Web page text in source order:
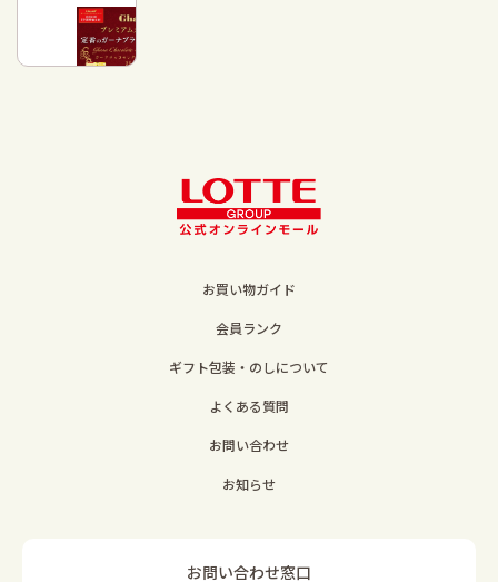
お買い物ガイド
会員ランク
ギフト包装・のしについて
よくある質問
お問い合わせ
お知らせ
お問い合わせ窓口